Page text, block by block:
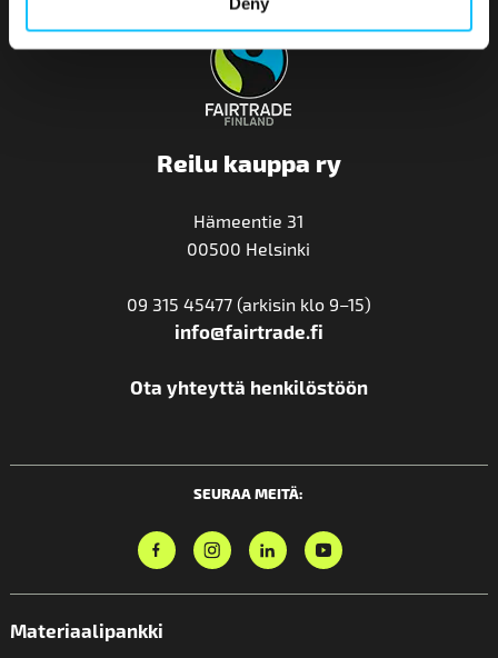
Reilu kauppa ry
Hämeentie 31
00500 Helsinki
09 315 45477 (arkisin klo 9–15)
info@fairtrade.fi
Ota yhteyttä henkilöstöön
SEURAA MEITÄ:
Materiaalipankki